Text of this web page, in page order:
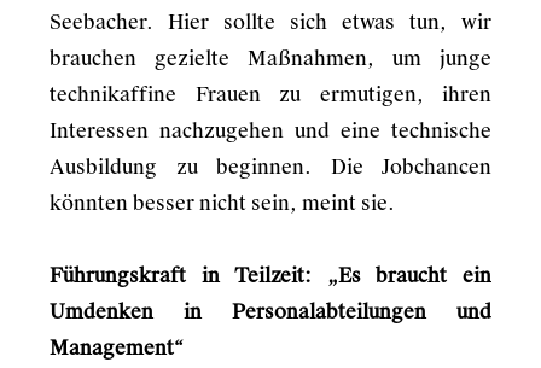
Seebacher. Hier sollte sich etwas tun, wir
brauchen gezielte Maßnahmen, um junge
technikaffine Frauen zu ermutigen, ihren
Interessen nachzugehen und eine technische
Ausbildung zu beginnen. Die Jobchancen
könnten besser nicht sein, meint sie.
Führungskraft in Teilzeit: „Es braucht ein
Umdenken in Personalabteilungen und
Management“